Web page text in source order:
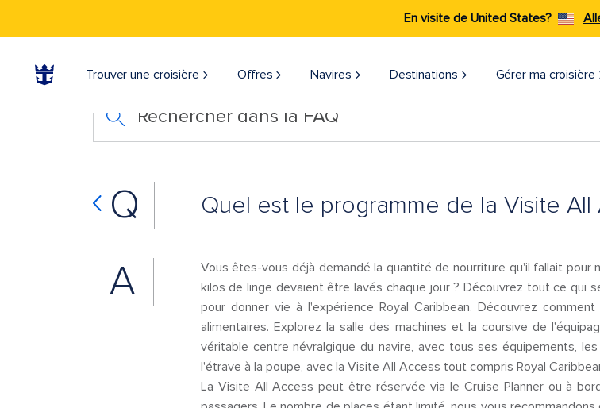
En visite de United States?
Trouver une croisière Offres Navires Destinations Gérer ma croisière
Rechercher dans la FAQ
Q Quel est le programme de la Visite All
A
Vous êtes-vous déjà demandé la quantité de nourriture qu'il fallait
kilos de linge devaient être lavés chaque jour ? Découvrez tout ce
pour donner vie à l'expérience Royal Caribbean. Découvrez
alimentaires. Explorez la salle des machines et la coursive de
véritable centre névralgique du navire, avec tous ses équipements,
l'étrave à la poupe, avec la Visite All Access tout compris Royal
La Visite All Access peut être réservée via le Cruise Planner ou à